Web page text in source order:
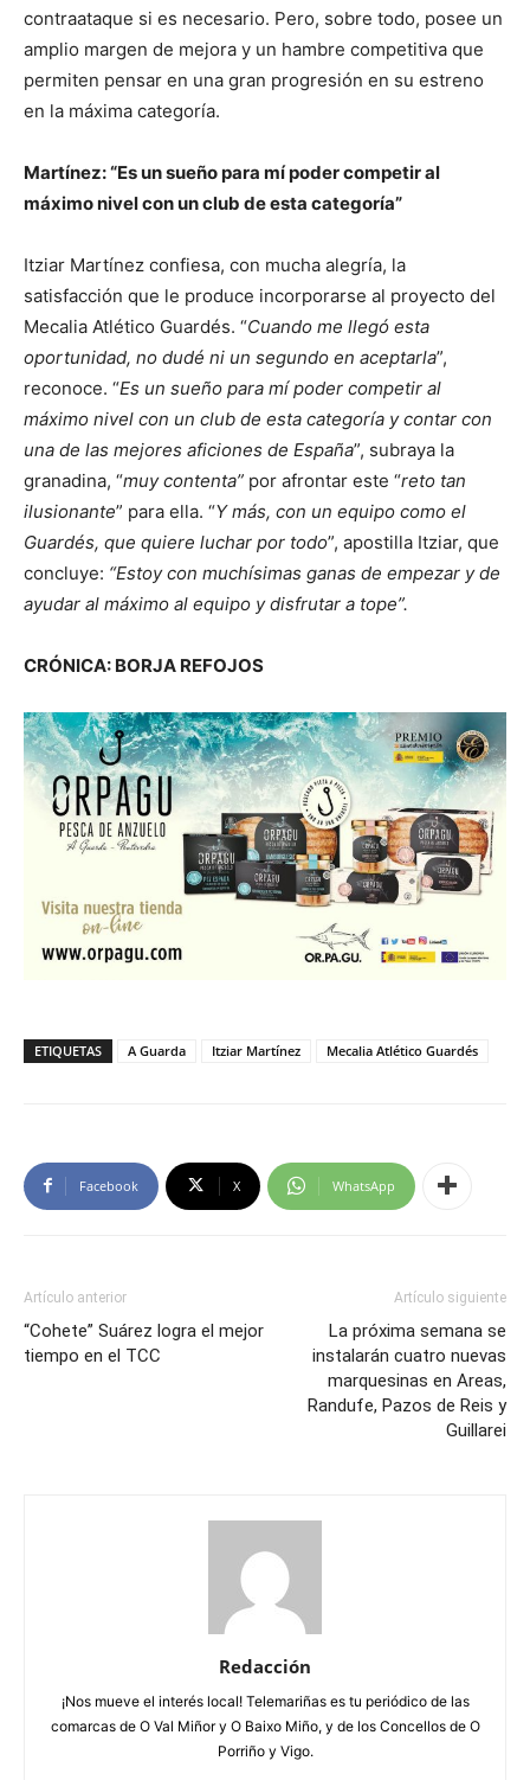
contraataque si es necesario. Pero, sobre todo, posee un
amplio margen de mejora y un hambre competitiva que
permiten pensar en una gran progresión en su estreno
en la máxima categoría.
Martínez: “Es un sueño para mí poder competir al
máximo nivel con un club de esta categoría”
Itziar Martínez confiesa, con mucha alegría, la
satisfacción que le produce incorporarse al proyecto del
Mecalia Atlético Guardés. “Cuando me llegó esta
oportunidad, no dudé ni un segundo en aceptarla”,
reconoce. “Es un sueño para mí poder competir al
máximo nivel con un club de esta categoría y contar con
una de las mejores aficiones de España”, subraya la
granadina, “muy contenta” por afrontar este “reto tan
ilusionante” para ella. “Y más, con un equipo como el
Guardés, que quiere luchar por todo”, apostilla Itziar, que
concluye: “Estoy con muchísimas ganas de empezar y de
ayudar al máximo al equipo y disfrutar a tope”.
CRÓNICA: BORJA REFOJOS
ETIQUETAS A Guarda Itziar Martínez Mecalia Atlético Guardés
Facebook X WhatsApp
Artículo anterior
“Cohete” Suárez logra el mejor
tiempo en el TCC
Artículo siguiente
La próxima semana se
instalarán cuatro nuevas
marquesinas en Areas,
Randufe, Pazos de Reis y
Guillarei
Redacción
¡Nos mueve el interés local! Telemariñas es tu periódico de las
comarcas de O Val Miñor y O Baixo Miño, y de los Concellos de O
Porriño y Vigo.